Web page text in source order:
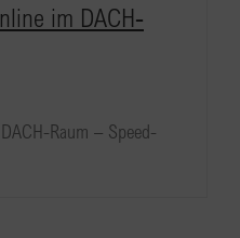
im DACH-
Raum – Speed-